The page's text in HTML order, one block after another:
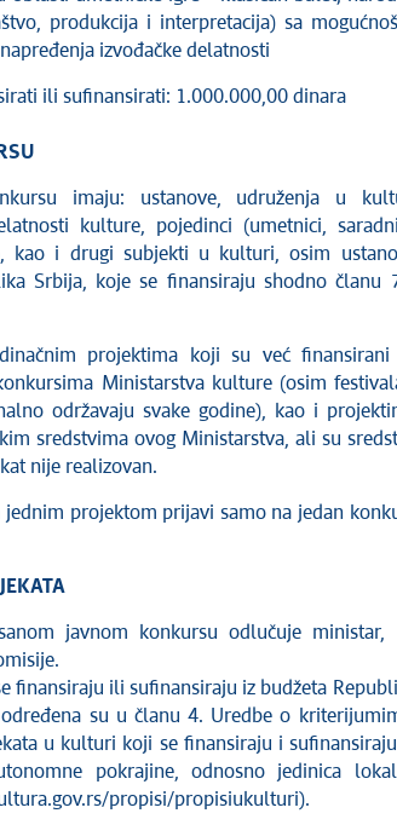
produkcija i interpretacija) sa
izvođačke delatnosti
ili sufinansirati: 1.000.000,00 dinara
imaju: ustanove, udruženja u
kulture, pojedinci (umetnici,
kao i drugi subjekti u kulturi, osim
Srbija, koje se finansiraju shodno članu
projektima koji su već
Ministarstva kulture (osim
održavaju svake godine), kao i
sredstvima ovog Ministarstva, ali su
nije realizovan.
jednim projektom prijavi samo na jedan
javnom konkursu odlučuje ministar,
finansiraju ili sufinansiraju iz budžeta
su u članu 4. Uredbe o
u kulturi koji se finansiraju i
pokrajine, odnosno jedinica
propisi/propisiukulturi).